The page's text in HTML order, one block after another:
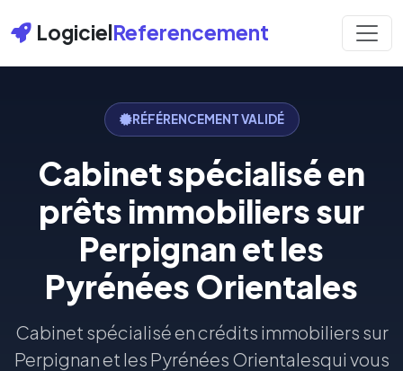
LogicielReferencement
RÉFÉRENCEMENT VALIDÉ
Cabinet spécialisé en
prêts immobiliers sur
Perpignan et les
Pyrénées Orientales
Cabinet spécialisé en crédits immobiliers sur
Perpignan et les Pyrénées Orientalesqui vous